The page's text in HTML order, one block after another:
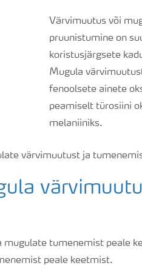
Värvimuutus või
pruunistumine on
koristusjärgsete
Mugula
fenoolsete ainete
peamiselt türosiini
melaniiniks.
värvimuutust ja
tumenemist peale
peale keetmist.